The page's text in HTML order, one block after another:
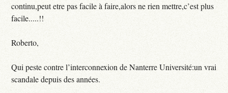
continu,peut etre pas facile à faire,alors ne rien mettre,c’est plus
facile.....!!
Roberto,
Qui peste contre l’interconnexion de Nanterre Université:un vrai
scandale depuis des années.